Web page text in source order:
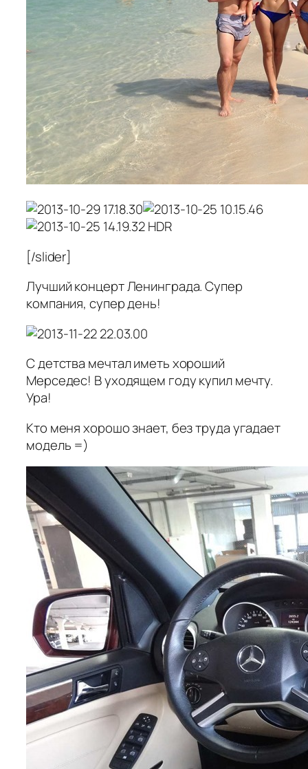
[/slider]
Лучший концерт Ленинграда. Супер
компания, супер день!
С детства мечтал иметь хороший
Мерседес! В уходящем году купил мечту.
Ура!
Кто меня хорошо знает, без труда угадает
модель =)